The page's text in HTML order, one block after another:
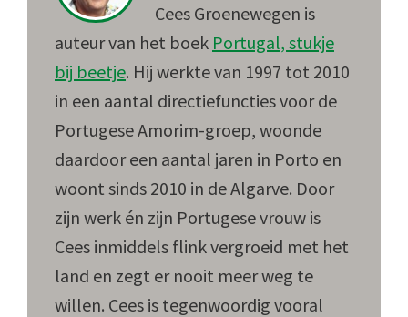
Cees Groenewegen is
auteur van het boek Portugal, stukje
bij beetje. Hij werkte van 1997 tot 2010
in een aantal directiefuncties voor de
Portugese Amorim-groep, woonde
daardoor een aantal jaren in Porto en
woont sinds 2010 in de Algarve. Door
zijn werk én zijn Portugese vrouw is
Cees inmiddels flink vergroeid met het
land en zegt er nooit meer weg te
willen. Cees is tegenwoordig vooral